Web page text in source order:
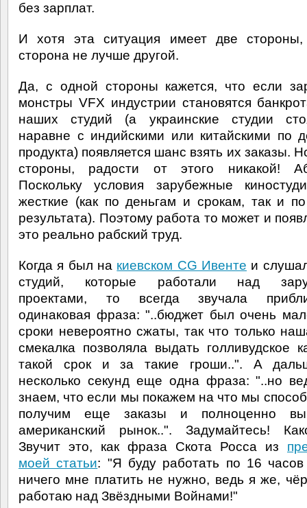
без зарплат.
И хотя эта ситуация имеет две
сторона не лучше другой.
Да, с одной стороны кажется, что если
монстры VFX индустрии становятся
наших студий (а украинские студии
наравне с индийскими или китайскими по
продукта) появляется шанс взять их заказы.
стороны, радости от этого никакой!
Поскольку условия зарубежные
жесткие (как по деньгам и срокам, так и по
результата). Поэтому работа то может и
это реально рабский труд.
Когда я был на киевском CG Ивенте и
студий, которые работали над
проектами, то всегда звучала
одинаковая фраза: "..бюджет был очень
сроки невероятно сжаты, так что только
смекалка позволяла выдать голливудское
такой срок и за такие гроши..". А
несколько секунд еще одна фраза: "..но
знаем, что если мы покажем на что мы
получим еще заказы и полноценно
американский рынок..". Задумайтесь!
Звучит это, как фраза Скота Росса из
моей статьи: "Я буду работать по 16
ничего мне платить не нужно, ведь я же,
работаю над Звёздными Войнами!"